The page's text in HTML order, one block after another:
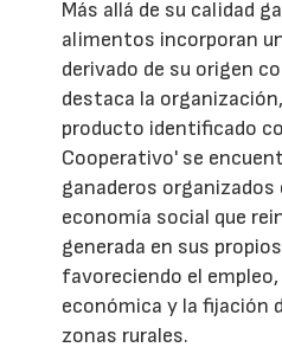
Más allá de su calidad
alimentos incorporan
derivado de su origen
destaca la
producto identificado
Cooperativo' se
ganaderos organizados
economía social que
generada en sus
favoreciendo el
económica y la fijación
zonas rurales.